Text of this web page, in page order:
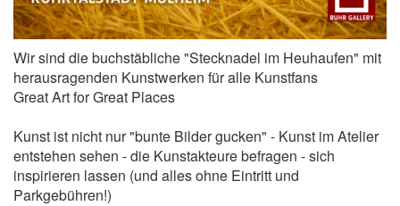
Wir sind die buchstäbliche "Stecknadel im Heuhaufen" mit
herausragenden Kunstwerken für alle Kunstfans
Great Art for Great Places
Kunst ist nicht nur "bunte Bilder gucken" - Kunst im Atelier
entstehen sehen - die Kunstakteure befragen - sich
inspirieren lassen (und alles ohne Eintritt und
Parkgebühren!)